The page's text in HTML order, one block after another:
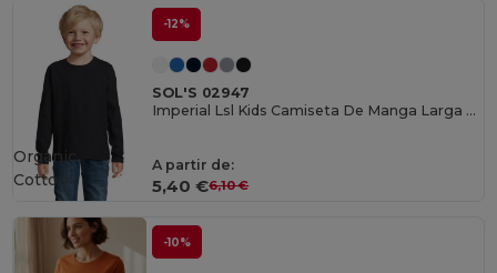
-12%
SOL'S 02947
Imperial Lsl Kids Camiseta De Manga Larga De Niño
A partir de:
5,40 €6,10 €
Organic
Cotton
-10%